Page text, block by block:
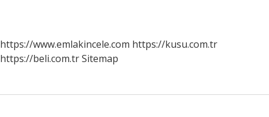
https://www.emlakincele.com https://kusu.com.tr
https://beli.com.trSitemap